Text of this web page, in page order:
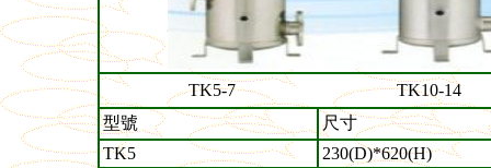
TK5-7
TK10-14
型號
尺寸
TK5
230(D)*620(H)